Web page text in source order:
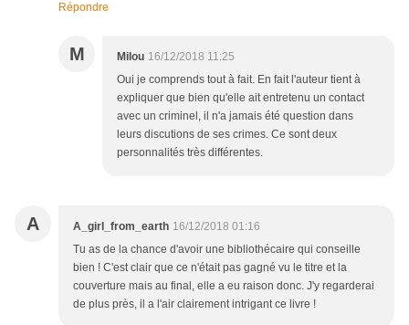
Répondre
M Milou 16/12/2018 11:25
Oui je comprends tout à fait. En fait l'auteur tient à
expliquer que bien qu'elle ait entretenu un contact
avec un criminel, il n'a jamais été question dans
leurs discutions de ses crimes. Ce sont deux
personnalités très différentes.
A A_girl_from_earth 16/12/2018 01:16
Tu as de la chance d'avoir une bibliothécaire qui conseille
bien ! C'est clair que ce n'était pas gagné vu le titre et la
couverture mais au final, elle a eu raison donc. J'y regarderai
de plus près, il a l'air clairement intrigant ce livre !